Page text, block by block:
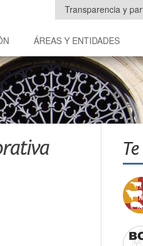
Transparencia y
ÁREAS Y ENTIDADES